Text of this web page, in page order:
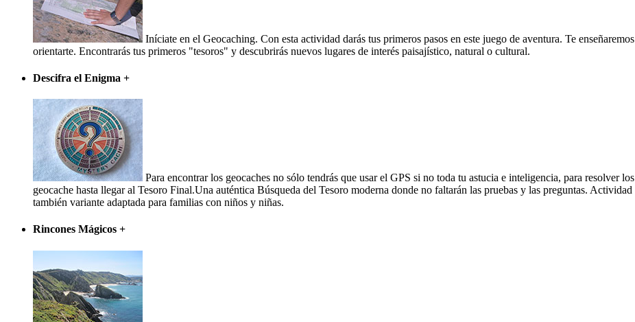
Iníciate en el Geocaching. Con esta actividad darás tus primeros pasos en este juego de aventura. Te
orientarte. Encontrarás tus primeros "tesoros" y descubrirás nuevos lugares de interés paisajístico, natural o cultural.
Descifra el Enigma +
Para encontrar los geocaches no sólo tendrás que usar el GPS si no toda tu astucia e inteligencia, para resolver
geocache hasta llegar al Tesoro Final.Una auténtica Búsqueda del Tesoro moderna donde no faltarán las pruebas y las preguntas.
también variante adaptada para familias con niños y niñas.
Rincones Mágicos +